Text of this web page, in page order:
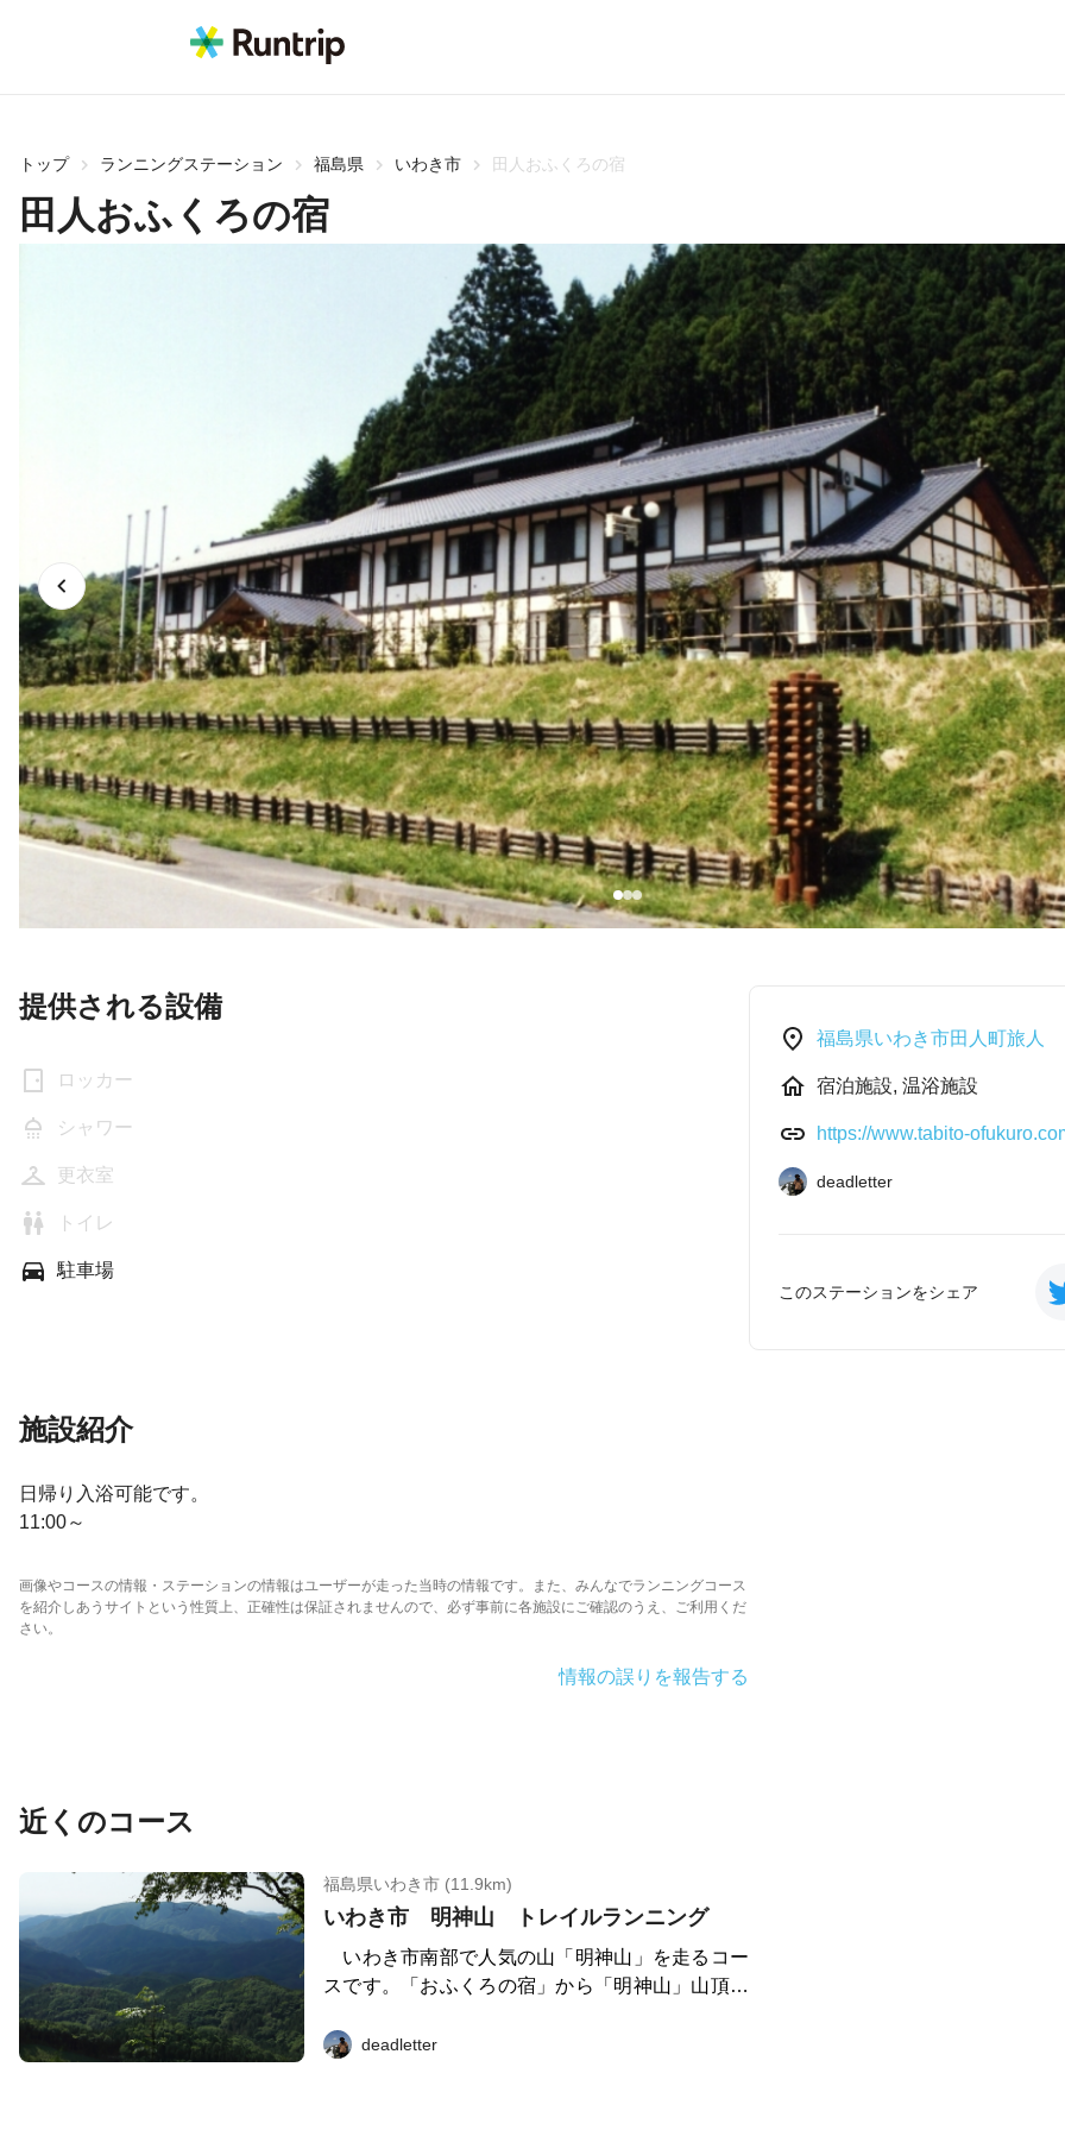
トップ ランニングステーション 福島県 いわき市 田人おふくろの宿
田人おふくろの宿
提供される設備
ロッカー
シャワー
更衣室
トイレ
駐車場
施設紹介
日帰り入浴可能です。
11:00～
画像やコースの情報・ステーションの情報はユーザーが走った当時の情報です。また、みんなでランニングコース
を紹介しあうサイトという性質上、正確性は保証されませんので、必ず事前に各施設にご確認のうえ、ご利用くだ
さい。
情報の誤りを報告する
近くのコース
福島県いわき市 (11.9km)
いわき市 明神山 トレイルランニング
いわき市南部で人気の山「明神山」を走るコー
スです。「おふくろの宿」から「明神山」山頂直
舗装路です。その間のトレイルは実に走りやすく
deadletter
福島県いわき市田人町旅人
宿泊施設, 温浴施設
https://www.tabito-
deadletter
このステーションをシェア